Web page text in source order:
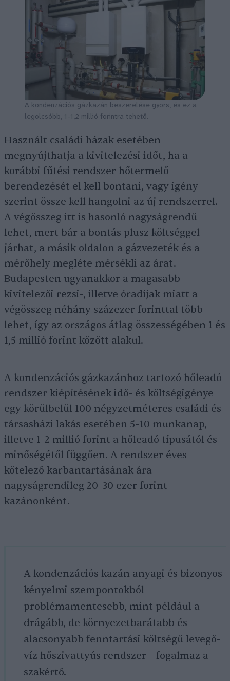
A kondenzációs gázkazán beszerelése gyors, és ez a
legolcsóbb, 1-1,2 millió forintra tehető.
Használt családi házak esetében
megnyújthatja a kivitelezési időt, ha a
korábbi fűtési rendszer hőtermelő
berendezését el kell bontani, vagy igény
szerint össze kell hangolni az új rendszerrel.
A végösszeg itt is hasonló nagyságrendű
lehet, mert bár a bontás plusz költséggel
járhat, a másik oldalon a gázvezeték és a
mérőhely megléte mérsékli az árat.
Budapesten ugyanakkor a magasabb
kivitelezői rezsi-, illetve óradíjak miatt a
végösszeg néhány százezer forinttal több
lehet, így az országos átlag összességében 1 és
1,5 millió forint között alakul.
A kondenzációs gázkazánhoz tartozó hőleadó
rendszer kiépítésének idő- és költségigénye
egy körülbelül 100 négyzetméteres családi és
társasházi lakás esetében 5–10 munkanap,
illetve 1–2 millió forint a hőleadó típusától és
minőségétől függően. A rendszer éves
kötelező karbantartásának ára
nagyságrendileg 20–30 ezer forint
kazánonként.
A kondenzációs kazán anyagi és bizonyos
kényelmi szempontokból
problémamentesebb, mint például a
drágább, de környezetbarátabb és
alacsonyabb fenntartási költségű levegő-
víz hőszivattyús rendszer – fogalmaz a
szakértő.